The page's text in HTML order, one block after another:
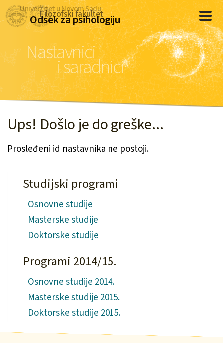
Nastavnici
i saradnici
Univerzitet u Novom Sadu
Filozofski fakultet
Odsek za psihologiju
Ups! Došlo je do greške...
Prosleđeni id nastavnika ne postoji.
Studijski programi
Osnovne studije
Masterske studije
Doktorske studije
Programi 2014/15.
Osnovne studije 2014.
Masterske studije 2015.
Doktorske studije 2015.